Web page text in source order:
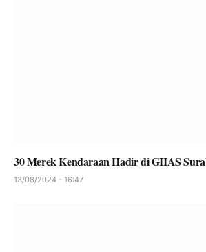
30 Merek Kendaraan Hadir di GIIAS
13/08/2024 - 16:47